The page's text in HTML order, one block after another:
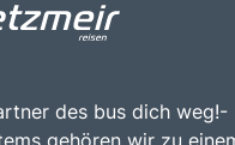
des bus dich weg!-
gehören wir zu